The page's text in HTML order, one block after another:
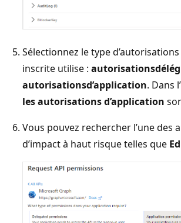
Sélectionnez le type
inscrite utilise : autorisations
autorisationsd’application. Dans
les autorisations d’application
Vous pouvez rechercher l’une des
d’impact à haut risque telles que